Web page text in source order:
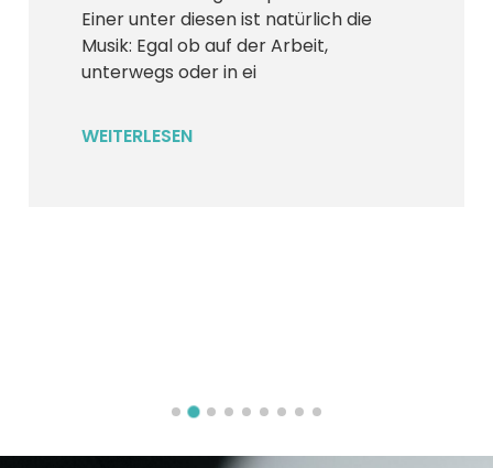
Einer unter diesen ist natürlich die
Musik: Egal ob auf der Arbeit,
unterwegs oder in ei
WEITERLESEN